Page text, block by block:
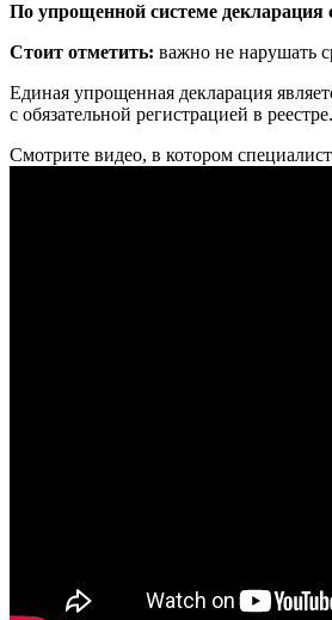
По упрощенной системе декларация
Стоит отметить: важно не нарушать
Единая упрощенная декларация
с обязательной регистрацией в реестре.
Смотрите видео, в котором